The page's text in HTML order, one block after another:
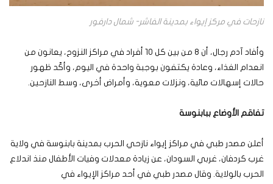
نازحات في مركز إيواء بمدينة الفاشر- شمال دارفور
وأفاد آدم رجال، أن 8 من بين كل 10 أفراد في مراكز النزوح، يعانون من
انعدام الغذاء، وعادة يكتفون بوجبة واحدة في اليوم، وأكّد ظهور
حالات إسهالات مائية، ونزلات معوية، وأمراض أخرى، وسط النازحين.
تفاقم الأوضاع ببابنوسة
أعلن مصدر طبي في مراكز إيواء نازحي الحرب بمدينة بابنوسة في ولاية
غرب كردفان، غربي السودان، عن زيادة معدلات وفيات الأطفال منذ اندلاع
الحرب بالولاية. وقال مصدر طبي في أحد مراكز الإيواء في